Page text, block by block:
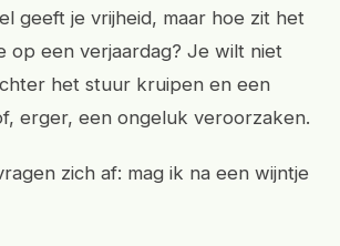
geeft je vrijheid, maar hoe zit het
op een verjaardag? Je wilt niet
het stuur kruipen en een
erger, een ongeluk veroorzaken.
zich af: mag ik na een wijntje